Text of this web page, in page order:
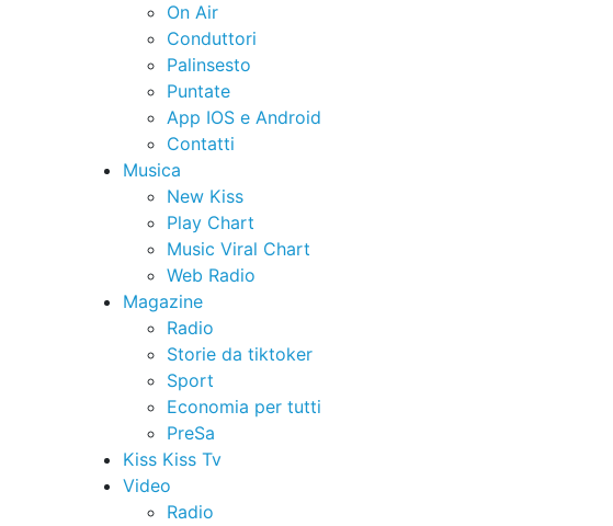
On Air
Conduttori
Palinsesto
Puntate
App IOS e Android
Contatti
Musica
New Kiss
Play Chart
Music Viral Chart
Web Radio
Magazine
Radio
Storie da tiktoker
Sport
Economia per tutti
PreSa
Kiss Kiss Tv
Video
Radio